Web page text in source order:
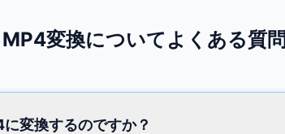
変換についてよくある質問
変換するのですか？